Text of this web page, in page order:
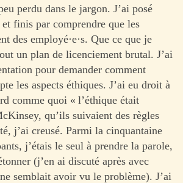
perdu dans le jargon. J’ai posé
finis par comprendre que les
des employé·e·s. Que ce que je
un plan de licenciement brutal. J’ai
pour demander comment
les aspects éthiques. J’ai eu droit à
comme quoi « l’éthique était
qu’ils suivaient des règles
j’ai creusé. Parmi la cinquantaine
j’étais le seul à prendre la parole,
(j’en ai discuté après avec
semblait avoir vu le problème). J’ai